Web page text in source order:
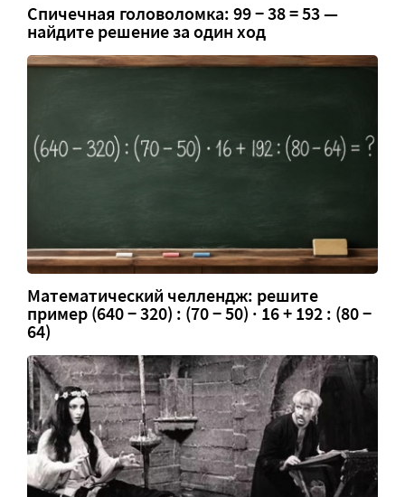
Спичечная головоломка: 99 − 38 = 53 —
найдите решение за один ход
Математический челлендж: решите
пример (640 − 320) : (70 − 50) · 16 + 192 : (80 −
64)